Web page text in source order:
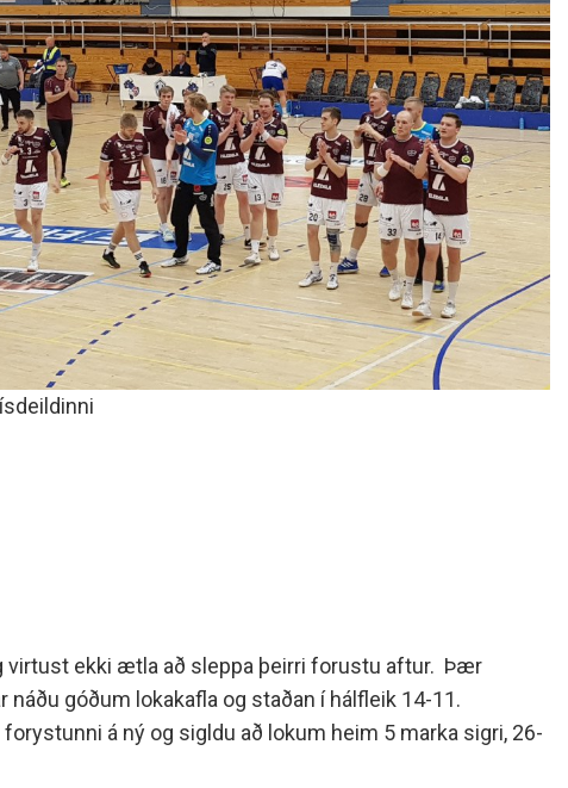
virtust ekki ætla að sleppa þeirri forustu aftur. Þær
góðum lokakafla og staðan í hálfleik 14-11.
á ný og sigldu að lokum heim 5 marka sigri, 26-